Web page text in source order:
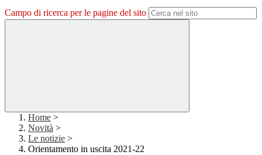
Campo di ricerca per le pagine del sito
Home >
Novità >
Le notizie >
Orientamento in uscita 2021-22